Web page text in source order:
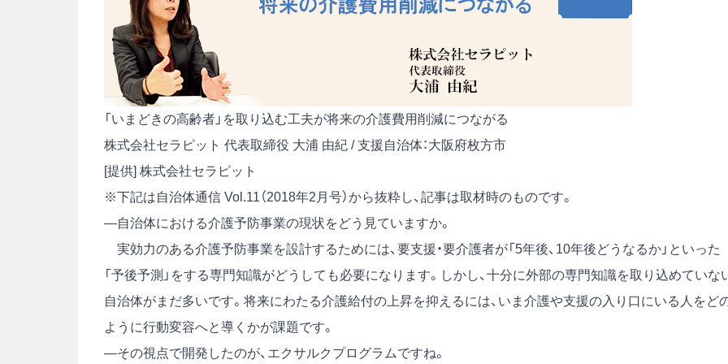
「いまどきの高齢者」を取り込む工夫が将来の介護費用削減につながる
株式会社セラピット 代表取締役 大浦 由紀 / 支援自治体：大阪府枚方市
[提供] 株式会社セラピット
※下記は自治体通信 Vol.11（2018年2月号）から抜粋し、記事は取材時のものです。
―自治体における介護予防事業の現状をどう見ていますか。
実効力のある介護予防事業を設計するためには、要支援・要介護者が「5年後、10年後どうなるか」といった
「予後予測」をする専門知識がどうしても必要になります。しかし、十分に外部の専門知識を取り込めていな
自治体がまだ多いです。将来にわたる介護給付の上昇を抑えるには、いま介護や支援の入り口にいる人をど
ように行動変容へと導くかが課題です。
―その視点で開発したのが、エクサルクプログラムですね。